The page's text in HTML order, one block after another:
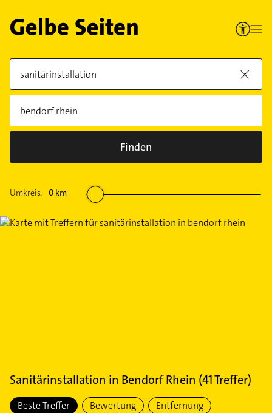
Finden
Umkreis: 0 km
Sanitärinstallation in Bendorf Rhein (41Treffer)
Beste Treffer Bewertung Entfernung